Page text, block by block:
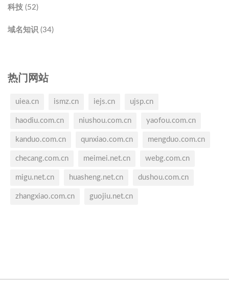
科技 (52)
域名知识 (34)
热门网站
uiea.cn ismz.cn iejs.cn ujsp.cn
haodiu.com.cn niushou.com.cn yaofou.com.cn
kanduo.com.cn qunxiao.com.cn mengduo.com.cn
checang.com.cn meimei.net.cn webg.com.cn
migu.net.cn huasheng.net.cn dushou.com.cn
zhangxiao.com.cn guojiu.net.cn